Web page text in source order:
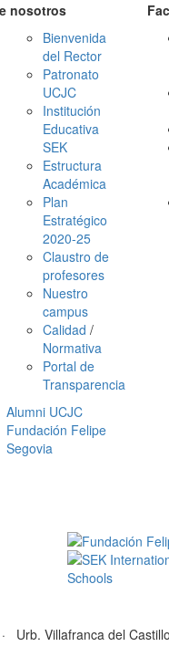
nosotros
Bienvenida
del Rector
Patronato
UCJC
Institución
Educativa
SEK
Estructura
Académica
Plan
Estratégico
2020-25
Claustro de
profesores
Nuestro
campus
Calidad /
Normativa
Portal de
Transparencia
Alumni UCJC
Fundación Felipe
Segovia
Urb. Villafranca del